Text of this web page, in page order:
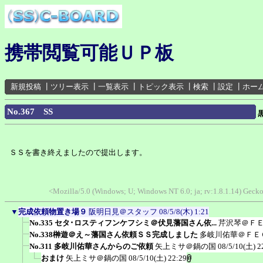
携帯閲覧可能ＵＰ板
新規投稿 ツリー表示 一覧表示 トピック表示 検索 設定 ホー
No.367 SS
ＳＳを書き終えましたので提出します。
<Mozilla/5.0 (Windows; U; Windows NT 6.0; ja; rv:1.8.1.14)
▼ 完成依頼物置き場９ 阪明日見＠スタッフ 08/5/8(木) 1:21
No.335 セタ･ロスティフンケフシミ＠伏見藩国さん依... 芹沢琴＠Ｆ
No.338榊遊＠え～藩国さん依頼ＳＳ完成しました 多岐川佑華＠ＦＥ
No.311 多岐川佑華さんからのご依頼 矢上ミサ＠鍋の国 08/5/10(土)
おまけ 矢上ミサ＠鍋の国 08/5/10(土) 22:29